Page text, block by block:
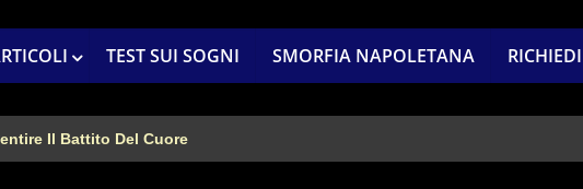
TEST SUI SOGNI SMORFIA NAPOLETANA
Il Battito Del Cuore